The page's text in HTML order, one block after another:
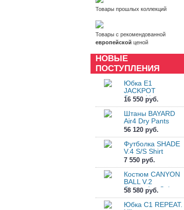
Товары прошлых коллекций
Товары с рекомендованной
европейской ценой
НОВЫЕ
ПОСТУПЛЕНИЯ
Юбка E1
JACKPOT
Sprayskirt
16 550 руб.
Штаны BAYARD
Air4 Dry Pants
56 120 руб.
Футболка SHADE
V.4 S/S Shirt
7 550 руб.
Костюм CANYON
BALL V.2
Canyoning Suit
58 580 руб.
Юбка C1 REPEAT.